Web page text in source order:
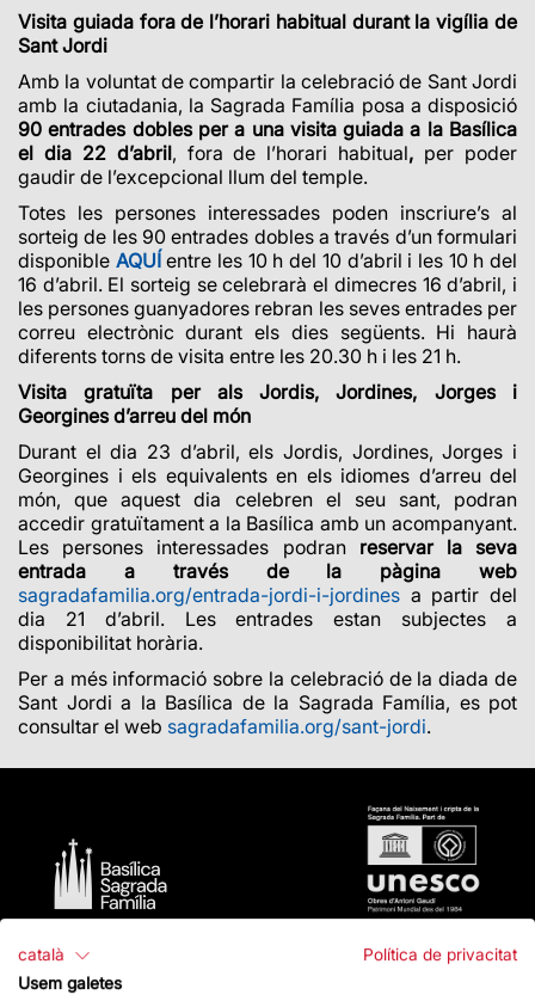
Visita guiada fora de l’horari habitual durant la vigília de
Sant Jordi
Amb la voluntat de compartir la celebració de Sant Jordi
amb la ciutadania, la Sagrada Família posa a disposició
90 entrades dobles per a una visita guiada a la Basílica
el dia 22 d’abril, fora de l’horari habitual, per poder
gaudir de l’excepcional llum del temple.
Totes les persones interessades poden inscriure’s al
sorteig de les 90 entrades dobles a través d’un formulari
disponible AQUÍentre les 10 h del 10 d’abril i les 10 h del
16 d’abril. El sorteig se celebrarà el dimecres 16 d’abril, i
les persones guanyadores rebran les seves entrades per
correu electrònic durant els dies següents. Hi haurà
diferents torns de visita entre les 20.30 h i les 21 h.
Visita gratuïta per als Jordis, Jordines, Jorges i
Georgines d’arreu del món
Durant el dia 23 d’abril, els Jordis, Jordines, Jorges i
Georgines i els equivalents en els idiomes d’arreu del
món, que aquest dia celebren el seu sant, podran
accedir gratuïtament a la Basílica amb un acompanyant.
Les persones interessades podran reservar la seva
entrada a través de la pàgina web
sagradafamilia.org/entrada-jordi-i-jordines a partir del
dia 21 d’abril. Les entrades estan subjectes a
disponibilitat horària.
Per a més informació sobre la celebració de la diada de
Sant Jordi a la Basílica de la Sagrada Família, es pot
consultar el web sagradafamilia.org/sant-jordi.
català
Política de privacitat
Usem galetes